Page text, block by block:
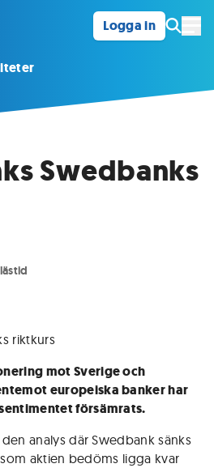
Logga in
Swedbanks
riktkurs
mot Sverige och
europeiska banker har
försämrats.
analys där Swedbank sänks
aktien bedöms ligga kvar